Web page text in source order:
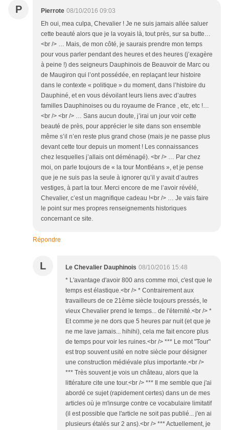
P Pierrote 08/10/2016 09:03
Eh oui, mea culpa, Chevalier ! Je ne suis jamais allée saluer
cette beauté alors que je la voyais là, tout près, sur sa butte…
<br /> … Mais, de mon côté, je saurais prendre mon temps
pour vous parler pendant des heures et des heures (j’exagère
à peine !) des seigneurs Dauphinois de Beauvoir de Marc ou
de Maugiron qui l’ont possédée, en replaçant leur histoire
dans le contexte « politique » du moment, dans l’histoire du
Dauphiné, et en vous dévoilant leurs liens avec d’autres
familles Dauphinoises ou du royaume de France , etc, etc !…
<br /> <br /> … Sans aucun doute, j’irai un jour voir cette
beauté de près, pour apprécier le site dans son ensemble
même s’il n’en reste plus grand chose (mais je ne passe plus
devant cette tour depuis un moment ! Les connaissances
chez lesquelles j’allais ont déménagé). <br /> … Par chez
moi, on parle toujours de « la tour Montléans », et je pense
que je ne suis pas la seule à ignorer qu’il y avait d’autres
vestiges, à part la tour. Merci encore de me l’avoir révélé,
Chevalier, c’est un magnifique cadeau !<br /> … Je vais faire
le point sur mes propres renseignements historiques
concernant ce site.
Répondre
L Le Chevalier Dauphinois 08/10/2016 15:48
* L'avantage d'avoir 800 ans comme moi, c'est que le
temps est élastique.<br /> * Contrairement aux
travailleurs de ce 21ème siècle toujours pressés, le
vieux Chevalier prend le temps... de l'éternité.<br /> *
Et comme je ne dors que 5 heures par nuit (et que je
ne me lave jamais... hihihi), cela me fait encore plus
de temps pour voir les ruines.<br /> *** Le mot "Tour"
est trop souvent usité en notre siècle pour désigner
une construction médiévale plus importante.<br />
*** Très souvent je vois un château, alors que la
littérature cite une tour.<br /> *** Il me semble que j'ai
abordé ce sujet (rapidement certes) dans un de mes
articles où je m'insurge contre ce vocabulaire limitatif
(il est possible que l'article ne soit pas publié... j'en ai
plusieurs étalés sur 2 ans).<br /> *** Actuellement, je